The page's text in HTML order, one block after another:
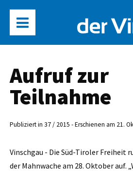
Aufruf zur
Teilnahme
Publiziert in 37 / 2015 - Erschienen am 21.
Vinschgau - Die Süd-Tiroler Freiheit
der Mahnwache am 28. Oktober auf.